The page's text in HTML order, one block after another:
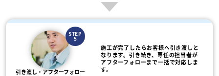
STEP
5
引き渡し・アフターフォロー
施工が完了したらお客様へ引き渡しと
なります。引き続き、専任の担当者が
アフターフォローまで一括で対応しま
す。